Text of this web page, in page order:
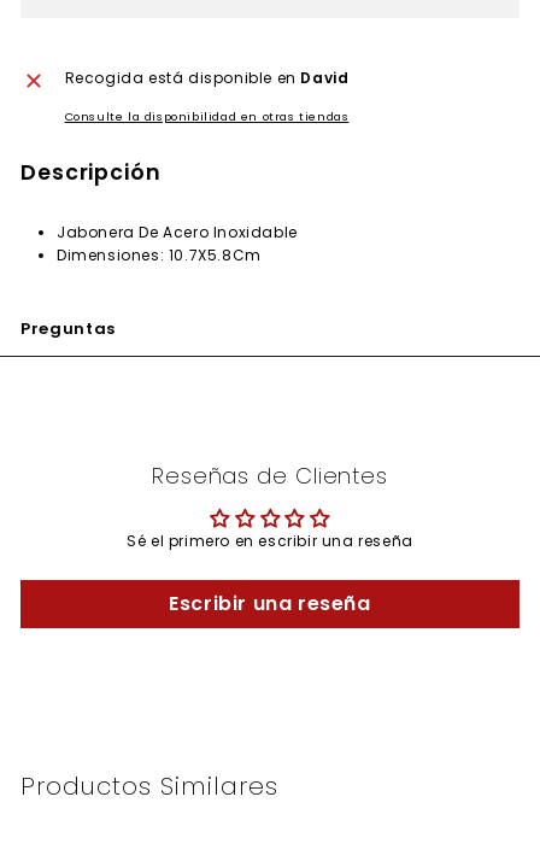
Recogida está disponible en David
Consulte la disponibilidad en otras tiendas
Descripción
Jabonera De Acero Inoxidable
Dimensiones: 10.7X5.8Cm
Preguntas
Reseñas de Clientes
Sé el primero en escribir una reseña
Escribir una reseña
Productos Similares